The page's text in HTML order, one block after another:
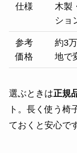
仕様
木製
ショ
参考
価格
約3
地で
選ぶときは正規
ト。長く使う椅
ておくと安心で